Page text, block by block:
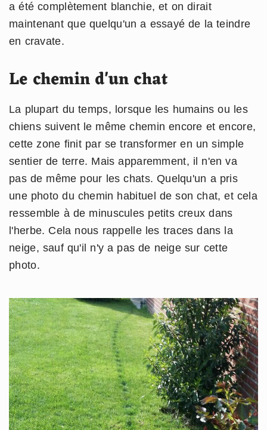
a été complètement blanchie, et on dirait
maintenant que quelqu'un a essayé de la teindre
en cravate.
Le chemin d'un chat
La plupart du temps, lorsque les humains ou les
chiens suivent le même chemin encore et encore,
cette zone finit par se transformer en un simple
sentier de terre. Mais apparemment, il n'en va
pas de même pour les chats. Quelqu'un a pris
une photo du chemin habituel de son chat, et cela
ressemble à de minuscules petits creux dans
l'herbe. Cela nous rappelle les traces dans la
neige, sauf qu'il n'y a pas de neige sur cette
photo.